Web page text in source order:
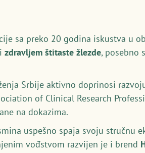
sa preko 20 godina iskustva u
i zdravljem štitaste žlezde, posebno
Srbije aktivno doprinosi
of Clinical Research
na dokazima.
uspešno spaja svoju stručnu
vođstvom razvijen je i brend